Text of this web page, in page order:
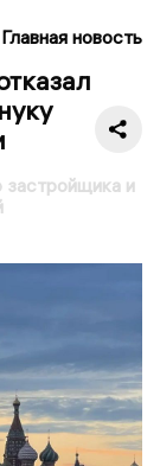
Главная новость
и